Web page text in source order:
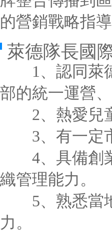
的營銷戰略指
萊德隊長國
1、認同萊德
部的統一運營
2、熱愛兒童
3、有一定市
4、具備創業
織管理能力。
5、熟悉當地
力。